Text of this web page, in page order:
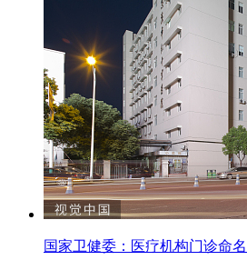
国家卫健委：医疗机构门诊命